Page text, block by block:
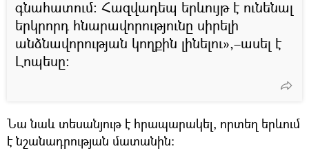
գնահատում։ Հազվադեպ երևույթ է ունենալ
երկրորդ հնարավորությունը սիրելի
անձնավորության կողքին լինելու»,–ասել է
Լոպեսը։
Նա նաև տեսանյութ է հրապարակել, որտեղ երևում
է նշանադրության մատանին։